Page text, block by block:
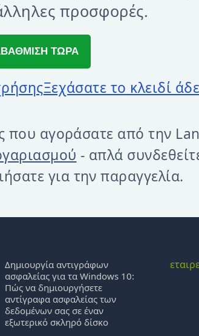
προσφορές.
Ξεχάσατε το κλειδί
που αγοράσατε από την
- απλά
για την παραγγελία.
Δημιουργία αντιγράφων
ασφαλείας για τα Windows 10:
Πώς να δημιουργήσετε
αντίγραφα ασφαλείας των
δεδομένων σας σε έναν
εξωτερικό σκληρό δίσκο